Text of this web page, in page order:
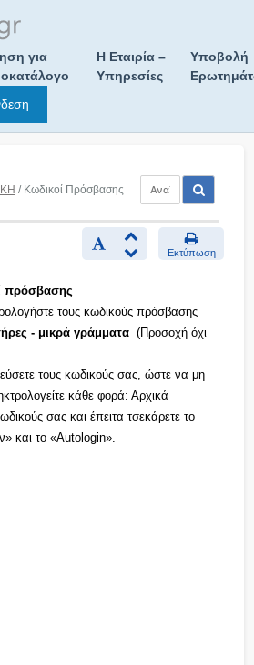
για
Η Εταιρία –
Υπηρεσίες
Υποβολή
/ Κωδικοί Πρόσβασης
Εκτύπωση
πρόσβασης
τους κωδικούς πρόσβασης
- μικρά γράμματα(Προσοχή όχι
τους κωδικούς σας, ώστε να μη
κάθε φορά: Αρχικά
σας και έπειτα τσεκάρετε το
και το «Autologin».